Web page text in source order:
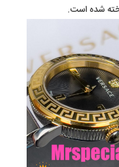
شده است.